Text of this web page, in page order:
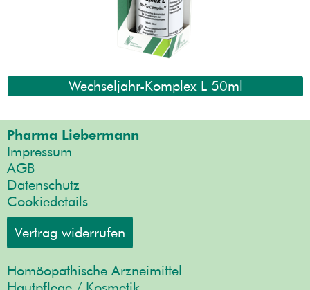
Wechseljahr-Komplex L 50ml
Pharma Liebermann
Impressum
AGB
Datenschutz
Cookiedetails
Vertrag widerrufen
Homöopathische Arzneimittel